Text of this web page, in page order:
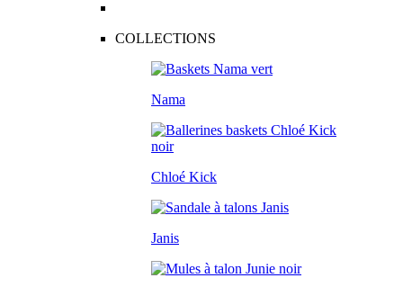
COLLECTIONS
Nama
Chloé Kick
Janis